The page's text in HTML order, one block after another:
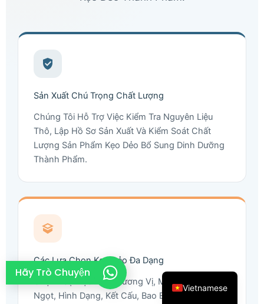
Sản Xuất Chú Trọng Chất Lượng
Chúng Tôi Hỗ Trợ Việc Kiểm Tra Nguyên Liệu
Thô, Lập Hồ Sơ Sản Xuất Và Kiểm Soát Chất
Lượng Sản Phẩm Kẹo Dẻo Bổ Sung Dinh Dưỡng
Thành Phẩm.
Các Lựa Chọn Kẹo Dẻo Đa Dạng
Chọn Loại Kẹo Dẻo, Hương Vị, Màu Sắc, Độ
Ngọt, Hình Dạng, Kết Cấu, Bao Bì Và Các Tùy
Hãy Trò Chuyện
Vietnamese
Turkish
Spanish
Russian
Chinese